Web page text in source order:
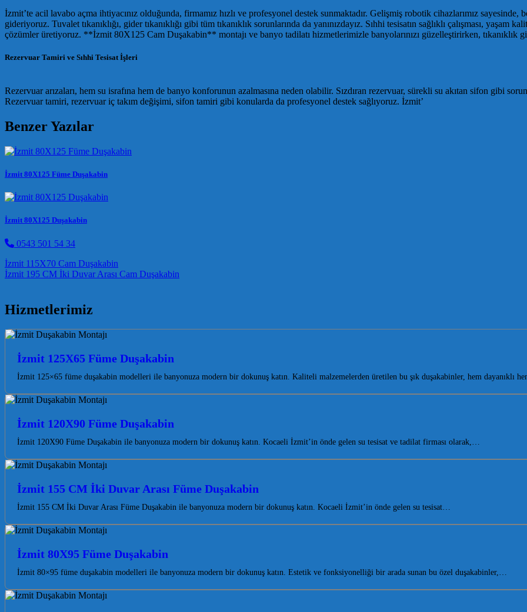
İzmit’te acil lavabo açma ihtiyacınız olduğunda, firmamız hızlı ve profesyonel destek sunmaktadır. Gelişmiş robotik cihazlarımız sayesinde,
gideriyoruz. Tuvalet tıkanıklığı, gider tıkanıklığı gibi tüm tıkanıklık sorunlarında da yanınızdayız. Sıhhi tesisatın sağlıklı çalışması, yaşam
çözümler üretiyoruz. **İzmit 80X125 Cam Duşakabin** montajı ve banyo tadilatı hizmetlerimizle banyolarınızı güzelleştirirken, tıkanıklık
Rezervuar Tamiri ve Sıhhi Tesisat İşleri
Rezervuar arızaları, hem su israfına hem de banyo konforunun azalmasına neden olabilir. Sızdıran rezervuar, sürekli su akıtan sifon gibi
Rezervuar tamiri, rezervuar iç takım değişimi, sifon tamiri gibi konularda da profesyonel destek sağlıyoruz. İzmit’
Benzer Yazılar
İzmit 80X125 Füme Duşakabin
İzmit 80X125 Duşakabin
0543 501 54 34
Post navigation
İzmit 115X70 Cam Duşakabin
İzmit 195 CM İki Duvar Arası Cam Duşakabin
Hizmetlerimiz
İzmit 125X65 Füme Duşakabin
İzmit 125×65 füme duşakabin modelleri ile banyonuza modern bir dokunuş katın. Kaliteli malzemelerden üretilen bu şık duşakabinler, hem dayanıklı
İzmit 120X90 Füme Duşakabin
İzmit 120X90 Füme Duşakabin ile banyonuza modern bir dokunuş katın. Kocaeli İzmit’in önde gelen su tesisat ve tadilat firması olarak,…
İzmit 155 CM İki Duvar Arası Füme Duşakabin
İzmit 155 CM İki Duvar Arası Füme Duşakabin ile banyonuza modern bir dokunuş katın. Kocaeli İzmit’in önde gelen su tesisat…
İzmit 80X95 Füme Duşakabin
İzmit 80×95 füme duşakabin modelleri ile banyonuza modern bir dokunuş katın. Estetik ve fonksiyonelliği bir arada sunan bu özel duşakabinler,…